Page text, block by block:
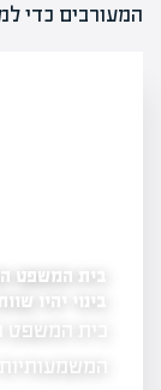
המעורבים כדי
פרויקט להצלחה?
בית המשפט
בינוי יהיו
בית המשפט